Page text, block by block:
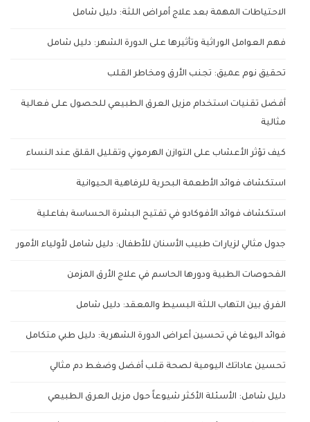
الاحتياطات المهمة بعد علاج أمراض اللثة: دليل شامل
فهم العوامل الوراثية وتأثيرها على الدورة الشهر: دليل شامل
تحقيق نوم عميق: تجنب الأرق ومخاطر القلب
أفضل تقنيات استخدام مزيل العرق الطبيعي للحصول على فعالية
مثالية
كيف تؤثر الأعشاب على التوازن الهرموني وتقليل القلق عند النساء
استكشاف فوائد الأطعمة البحرية للرفاهية الحيوانية
استكشاف فوائد الأفوكادو في تفتيح البشرة الحساسة بفاعلية
جدول مثالي لزيارات طبيب الأسنان للأطفال: دليل شامل لأولياء الأمور
الفحوصات الطبية ودورها الحاسم في علاج الأرق المزمن
الفرق بين التهاب اللثة البسيط والمعقد: دليل شامل
فوائد اليوغا في تحسين أعراض الدورة الشهرية: دليل طبي متكامل
تحسين عاداتك اليومية لصحة قلب أفضل وضغط دم مثالي
دليل شامل: الأسئلة الأكثر شيوعاً حول مزيل العرق الطبيعي